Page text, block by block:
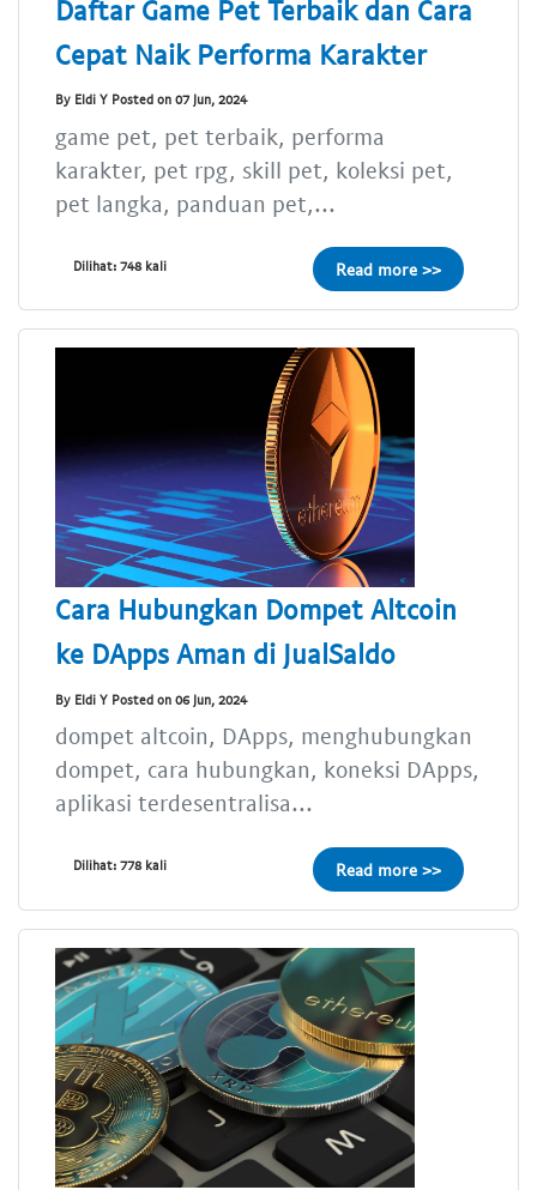
Daftar Game Pet Terbaik dan Cara
Cepat Naik Performa Karakter
By Eldi Y Posted on 07 Jun, 2024
game pet, pet terbaik, performa
karakter, pet rpg, skill pet, koleksi pet,
pet langka, panduan pet,...
Dilihat: 748 kali Read more >>
Cara Hubungkan Dompet Altcoin
ke DApps Aman di JualSaldo
By Eldi Y Posted on 06 Jun, 2024
dompet altcoin, DApps, menghubungkan
dompet, cara hubungkan, koneksi DApps,
aplikasi terdesentralisa...
Dilihat: 778 kali Read more >>